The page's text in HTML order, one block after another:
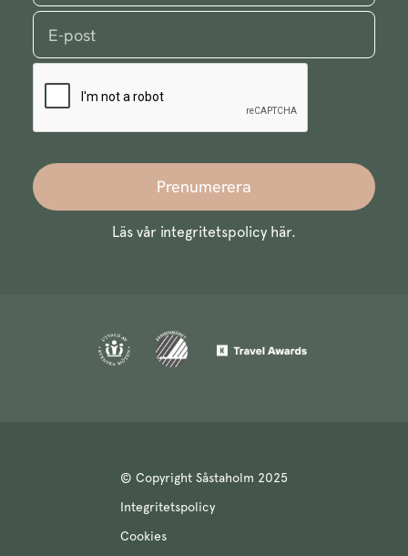
Prenumerera
Läs vår integritetspolicy här.
© Copyright Såstaholm 2025
Integritetspolicy
Cookies